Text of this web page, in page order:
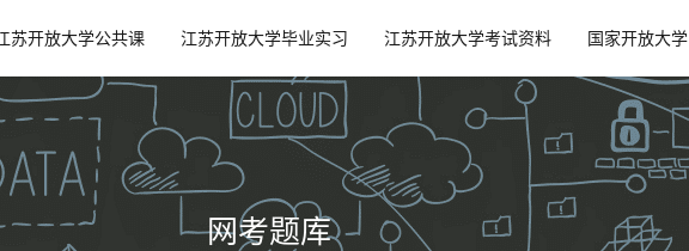
苏开放大学公共课 江苏开放大学毕业实习 江苏开放大学考试资料 国家开放大学
网考题库